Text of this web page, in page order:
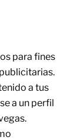
para fines
a tus
a un perfil